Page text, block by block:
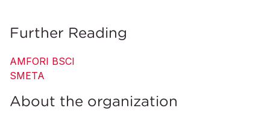
Further Reading
AMFORI BSCI
SMETA
About the organization